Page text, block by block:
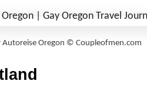
Autoreise Oregon © Coupleofmen.com